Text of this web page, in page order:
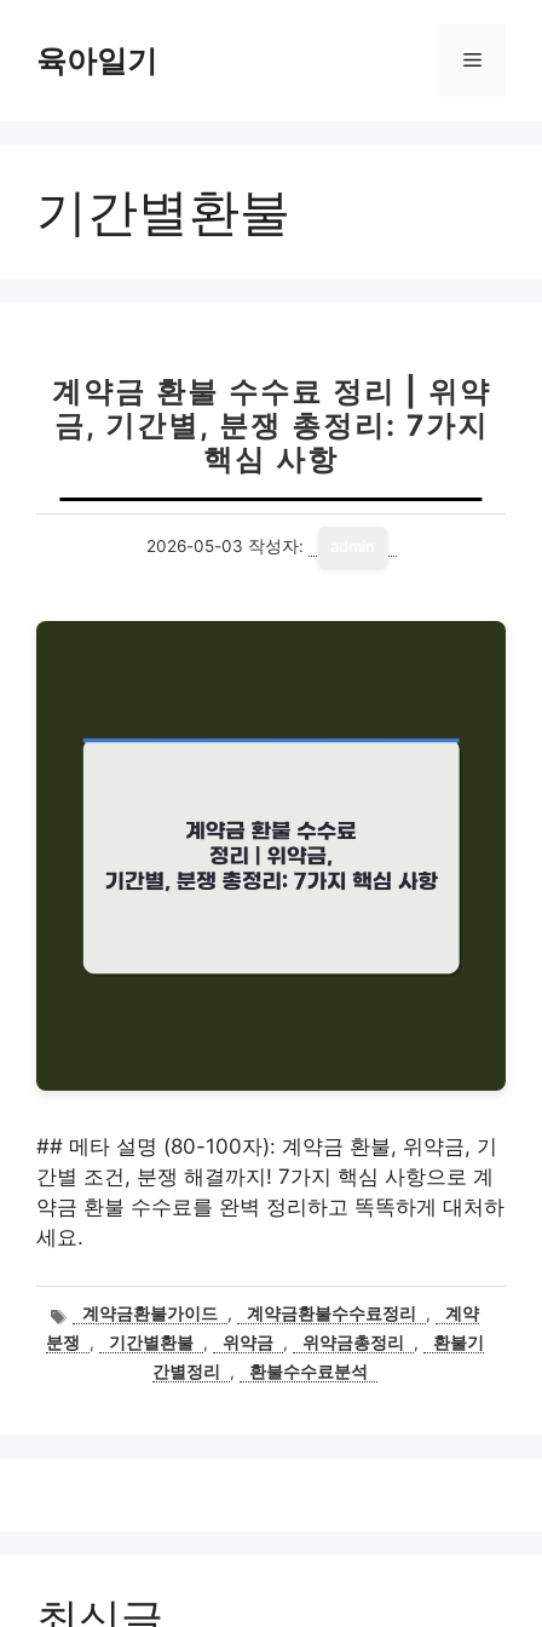
육아일기 메
기간별환불
계약금 환불 수수료 정리 | 위약
금, 기간별, 분쟁 총정리: 7가지
핵심 사항
2026-05-03 작성자:
## 메타 설명 (80-100자): 계약금 환불, 위약금, 기
간별 조건, 분쟁 해결까지! 7가지 핵심 사항으로 계
약금 환불 수수료를 완벽 정리하고 똑똑하게 대처하
세요.
태
그
계약금환불가이드 , 계약금환불수수료정리 ,
계약
분쟁
, 기간별환불 , 위약금 , 위약금총정리 ,
환불기
간별정리
, 환불수수료분석